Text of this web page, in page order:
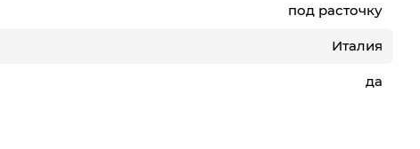
под расточку
Италия
да